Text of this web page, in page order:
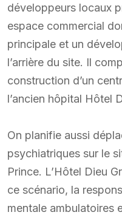
développeurs locaux
espace commercial
principale et un
l’arrière du site. Il
construction d’un
l’ancien hôpital Hôtel
On planifie aussi
psychiatriques sur le
Prince. L’Hôtel Dieu
ce scénario, la
mentale ambulatoires